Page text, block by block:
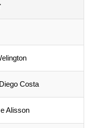
Costa
Alisson